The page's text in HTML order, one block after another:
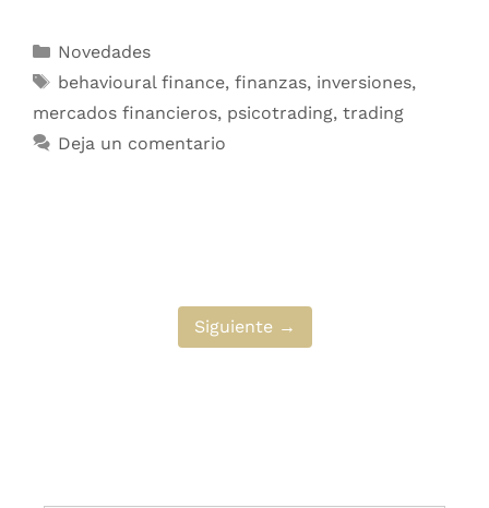
Novedades
behavioural finance, finanzas, inversiones,
mercados financieros, psicotrading, trading
Deja un comentario
Siguiente →